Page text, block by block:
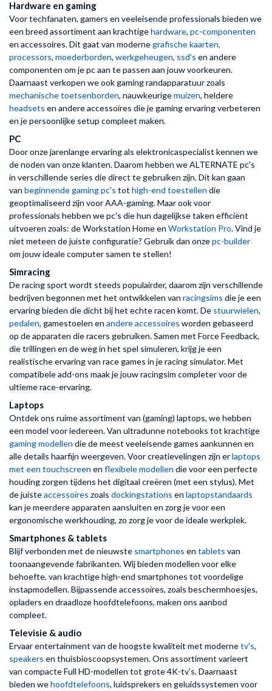
Hardware en gaming
Voor techfanaten, gamers en veeleisende professionals bieden we
een breed assortiment aan krachtigehardware, pc-componenten
en accessoires. Dit gaat van modernegrafische kaarten,
processors, moederborden, werkgeheugen, ssd's en andere
componenten om je pc aan te passen aan jouw voorkeuren.
Daarnaast verkopen we ook gaming randapparatuur zoals
mechanische toetsenborden, nauwkeurigemuizen, heldere
headsets en andere accessoires die je gaming ervaring verbeteren
en je persoonlijke setup compleet maken.
PC
Door onze jarenlange ervaring als elektronicaspecialist kennen we
de noden van onze klanten. Daarom hebben we ALTERNATE pc's
in verschillende series die direct te gebruiken zijn. Dit kan gaan
van beginnende gaming pc's tot high-end toestellen die
geoptimaliseerd zijn voor AAA-gaming. Maar ook voor
professionals hebben we pc's die hun dagelijkse taken efficiënt
uitvoeren zoals: de Workstation Home en Workstation Pro. Vind je
niet meteen de juiste configuratie? Gebruik dan onzepc-builder
om jouw ideale computer samen te stellen!
Simracing
De racing sport wordt steeds populairder, daarom zijn verschillende
bedrijven begonnen met het ontwikkelen van racingsims die je een
ervaring bieden die dicht bij het echte racen komt. De stuurwielen,
pedalen, gamestoelen en andere accessoires worden gebaseerd
op de apparaten die racers gebruiken. Samen met Force Feedback,
die trillingen en de weg in het spel simuleren, krijg je een
realistische ervaring van race games in je racing simulator. Met
compatibele add-ons maak je jouw racingsim completer voor de
ultieme race-ervaring.
Laptops
Ontdek ons ruime assortiment van (gaming) laptops, we hebben
een model voor iedereen. Van ultradunne notebooks tot krachtige
gaming modellen die de meest veeleisende games aankunnen en
alle details haarfijn weergeven. Voor creatievelingen zijn erlaptops
met een touchscreen en flexibele modellen die voor een perfecte
houding zorgen tijdens het digitaal creëren (met een stylus). Met
de juisteaccessoires zoals dockingstations en laptopstandaards
kan je meerdere apparaten aansluiten en zorg je voor een
ergonomische werkhouding, zo zorg je voor de ideale werkplek.
Smartphones & tablets
Blijf verbonden met de nieuwste smartphones en tablets van
toonaangevende fabrikanten. Wij bieden modellen voor elke
behoefte, van krachtige high-end smartphones tot voordelige
instapmodellen. Bijpassende accessoires, zoals beschermhoesjes,
opladers en draadloze hoofdtelefoons, maken ons aanbod
compleet.
Televisie & audio
Ervaar entertainment van de hoogste kwaliteit met modernetv's,
speakers en thuisbioscoopsystemen. Ons assortiment varieert
van compacte Full HD-modellen tot grote 4K-tv's. Daarnaast
bieden wehoofdtelefoons, luidsprekers en geluidssystemen voor